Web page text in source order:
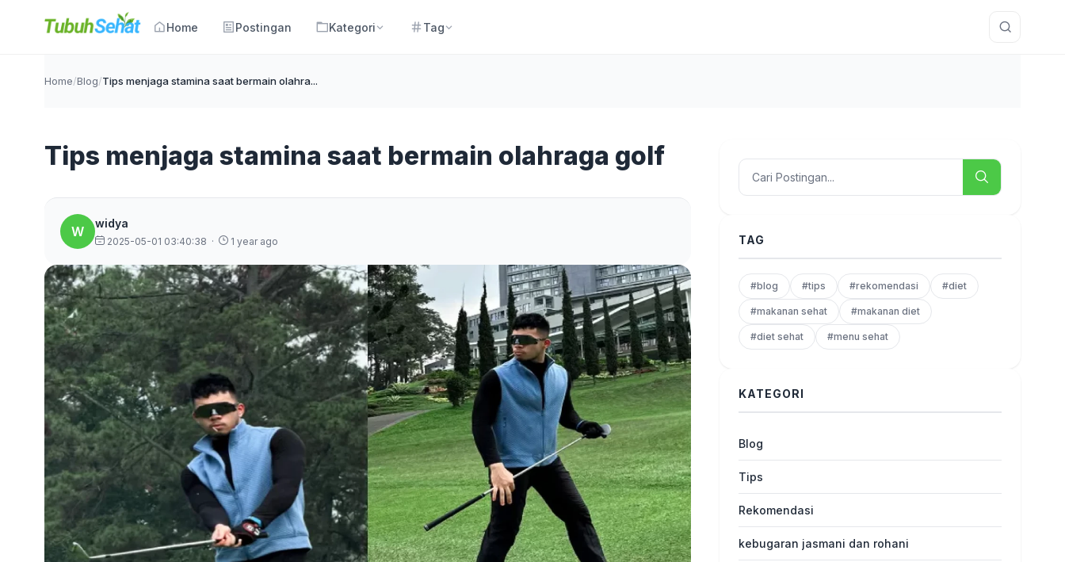
Home Postingan Kategori Tag
Home/Blog/Tips menjaga stamina saat bermain olahra...
Tips menjaga stamina saat bermain olahraga golf
W
widya
2025-05-01 03:40:38 · 1 year ago TAG
#blog #tips #rekomendasi #diet
#makanan sehat #makanan diet
#diet sehat #menu sehat
KATEGORI
Blog
Tips
Rekomendasi
kebugaran jasmani dan rohani